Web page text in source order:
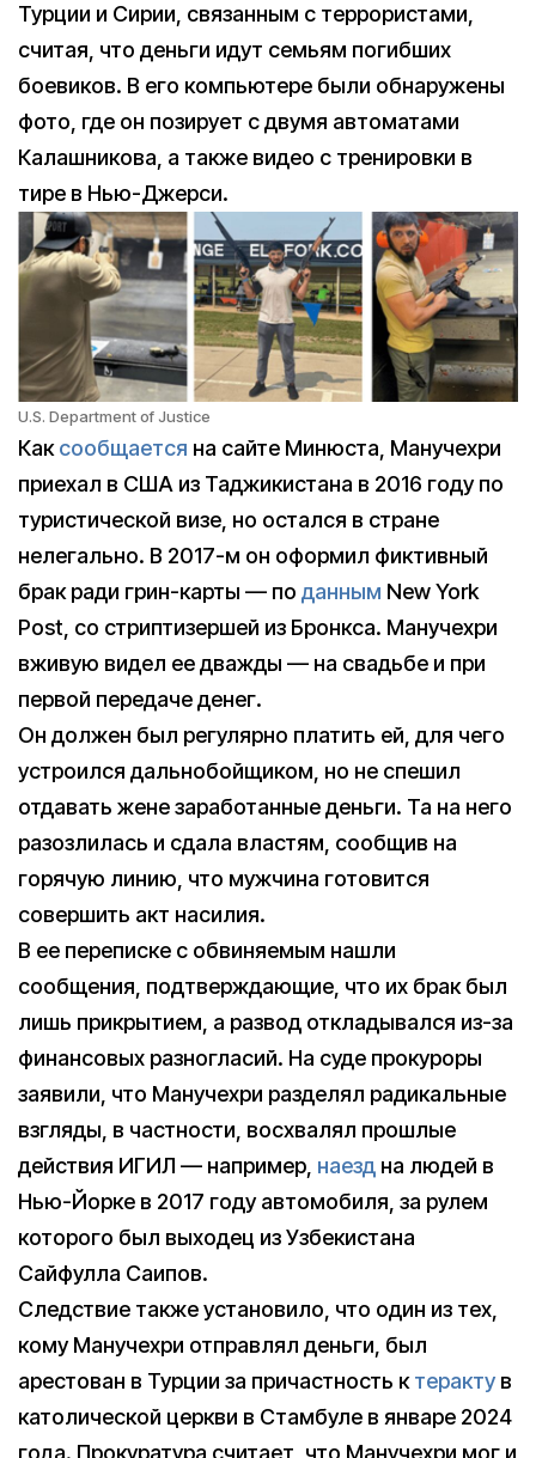
Турции и Сирии, связанным с террористами,
считая, что деньги идут семьям погибших
боевиков. В его компьютере были обнаружены
фото, где он позирует с двумя автоматами
Калашникова, а также видео с тренировки в
тире в Нью-Джерси.
U.S. Department of Justice
Каксообщается на сайте Минюста, Манучехри
приехал в США из Таджикистана в 2016 году по
туристической визе, но остался в стране
нелегально. В 2017-м он оформил фиктивный
брак ради грин-карты — по данным New York
Post, со стриптизершей из Бронкса. Манучехри
вживую видел ее дважды — на свадьбе и при
первой передаче денег.
Он должен был регулярно платить ей, для чего
устроился дальнобойщиком, но не спешил
отдавать жене заработанные деньги. Та на него
разозлилась и сдала властям, сообщив на
горячую линию, что мужчина готовится
совершить акт насилия.
В ее переписке с обвиняемым нашли
сообщения, подтверждающие, что их брак был
лишь прикрытием, а развод откладывался из-за
финансовых разногласий. На суде прокуроры
заявили, что Манучехри разделял радикальные
взгляды, в частности, восхвалял прошлые
действия ИГИЛ — например, наезд на людей в
Нью-Йорке в 2017 году автомобиля, за рулем
которого был выходец из Узбекистана
Сайфулла Саипов.
Следствие также установило, что один из тех,
кому Манучехри отправлял деньги, был
арестован в Турции за причастность ктеракту в
католической церкви в Стамбуле в январе 2024
года. Прокуратура считает, что Манучехри мог и